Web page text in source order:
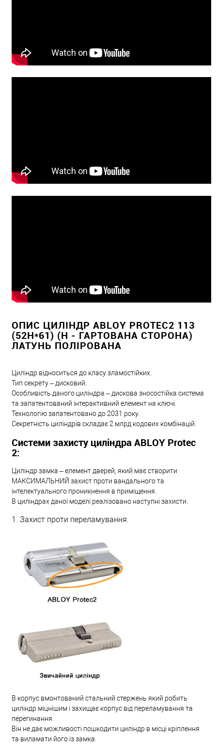
ОПИС ЦИЛІНДР ABLOY PROTEC2 113
(52H*61) (H - ГАРТОВАНА СТОРОНА)
ЛАТУНЬ ПОЛІРОВАНА
Циліндр відноситься до класу зламостійких.
Тип секрету – дисковий.
Особливість даного циліндра – дискова зносостійка система
та запатентований інтерактивний елемент на ключі.
Технологію запатентовано до 2031 року.
Секретність циліндрів складає 2 млрд кодових комбінацій.
Системи захисту циліндра ABLOY Protec
2:
Циліндр замка – елемент дверей, який має створити
МАКСИМАЛЬНИЙ захист проти вандального та
інтелектуального проникнення в приміщення.
В циліндрах даної моделі реалізовано наступні захисти.
1. Захист проти переламування.
В корпус вмонтований стальний стержень який робить
циліндр міцнішим і захищає корпус від переламування та
перегинання.
Він не дає можливості пошкодити циліндр в місці кріплення
та виламати його із замка.